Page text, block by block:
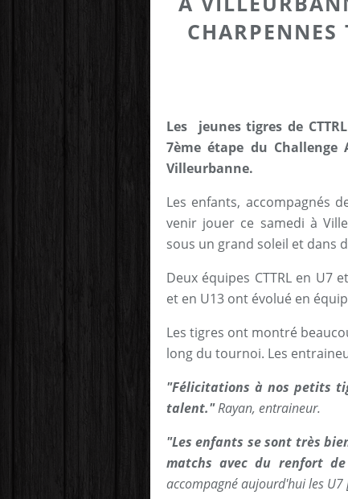
Les jeunes tigres de
7ème étape du Challenge
Villeurbanne.
Les enfants, accompagnés
venir jouer ce samedi à
sous un grand soleil et dans
Deux équipes CTTRL en U7
et en U13 ont évolué en
Les tigres ont montré
long du tournoi. Les
"Félicitations à nos petits
talent."Rayan, entraineur.
"Les enfants se sont très
matchs avec du renfort
accompagné aujourd'hui les U7